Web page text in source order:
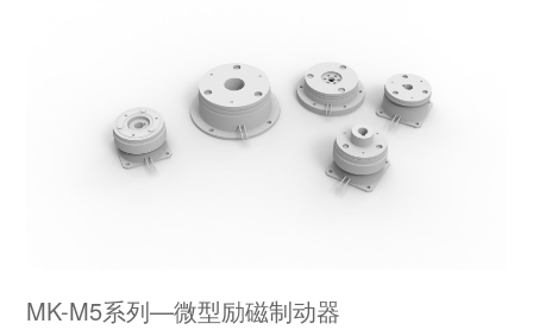
MK-M5系列—微型励磁制动器